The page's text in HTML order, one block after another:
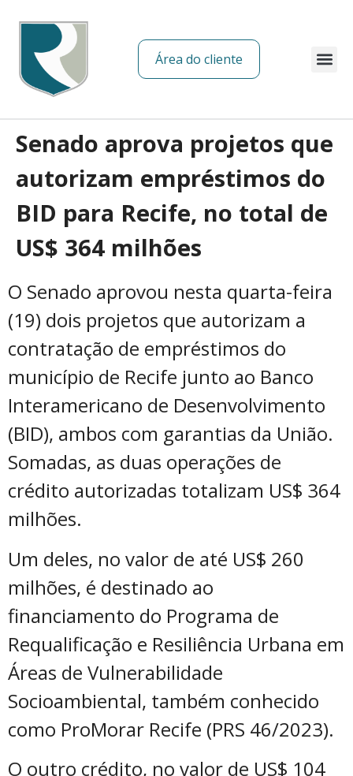
Área do cliente
Senado aprova projetos que
autorizam empréstimos do
BID para Recife, no total de
US$ 364 milhões
O Senado aprovou nesta quarta-feira
(19) dois projetos que autorizam a
contratação de empréstimos do
município de Recife junto ao Banco
Interamericano de Desenvolvimento
(BID), ambos com garantias da União.
Somadas, as duas operações de
crédito autorizadas totalizam US$ 364
milhões.
Um deles, no valor de até US$ 260
milhões, é destinado ao
financiamento do Programa de
Requalificação e Resiliência Urbana em
Áreas de Vulnerabilidade
Socioambiental, também conhecido
como ProMorar Recife (PRS 46/2023).
O outro crédito, no valor de US$ 104